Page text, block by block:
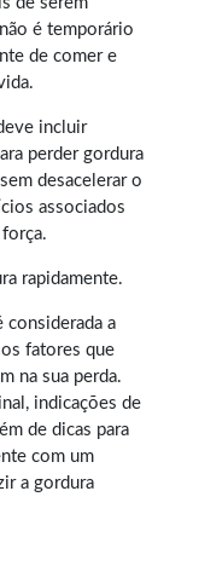
é temporário
de comer e
incluir
perder gordura
desacelerar o
associados
rapidamente.
considerada a
fatores que
na sua perda.
, indicações de
de dicas para
com um
a gordura